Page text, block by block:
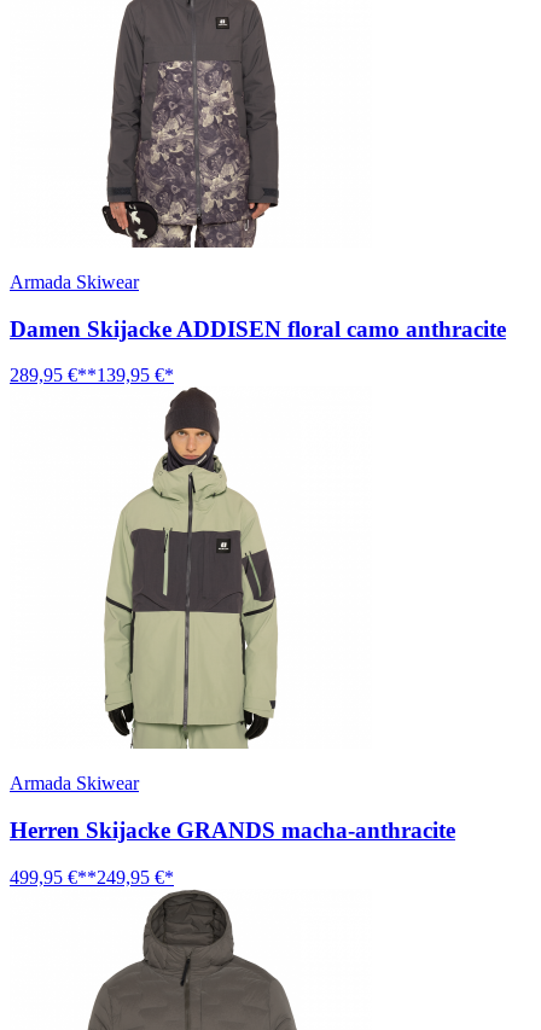
Armada Skiwear
Damen Skijacke ADDISEN floral camo anthracite
289,95 €**139,95 €*
Armada Skiwear
Herren Skijacke GRANDS macha-anthracite
499,95 €**249,95 €*